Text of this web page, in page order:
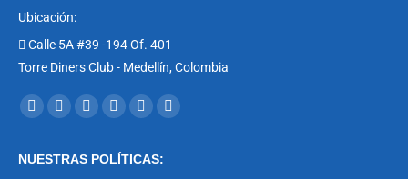
Ubicación:
Calle 5A #39 -194 Of. 401
Torre Diners Club - Medellín, Colombia
Encuéntranos en:
Facebook
opens
X
opens
YouTube
opens
Linkedin
opens
Instagram
opens
Mail
NUESTRAS POLÍTICAS: